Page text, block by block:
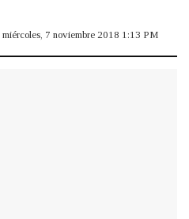
miércoles, 7 noviembre 2018 1:13 PM